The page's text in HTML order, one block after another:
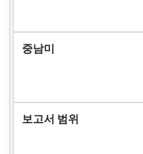
중남미
보고서 범위